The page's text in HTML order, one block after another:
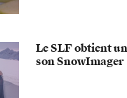
Le SLF obtient
son SnowImager